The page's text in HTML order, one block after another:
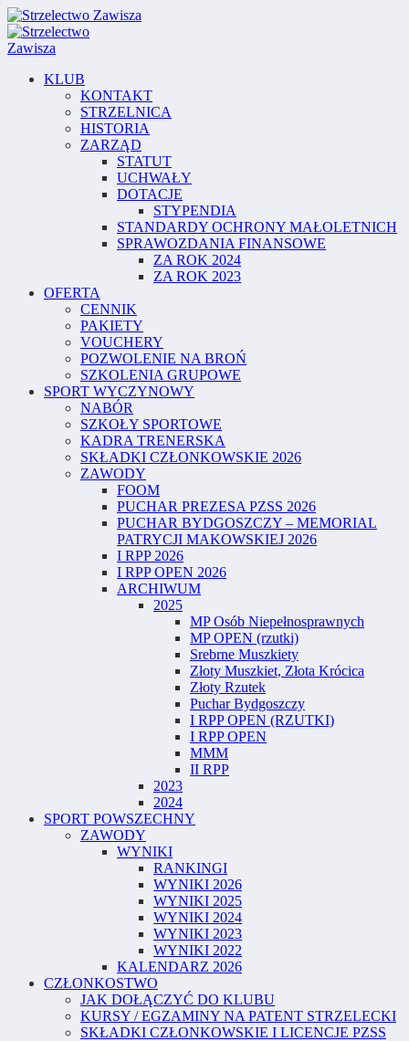
KLUB
KONTAKT
STRZELNICA
HISTORIA
ZARZĄD
STATUT
UCHWAŁY
DOTACJE
STYPENDIA
STANDARDY OCHRONY MAŁOLETNICH
SPRAWOZDANIA FINANSOWE
ZA ROK 2024
ZA ROK 2023
OFERTA
CENNIK
PAKIETY
VOUCHERY
POZWOLENIE NA BROŃ
SZKOLENIA GRUPOWE
SPORT WYCZYNOWY
NABÓR
SZKOŁY SPORTOWE
KADRA TRENERSKA
SKŁADKI CZŁONKOWSKIE 2026
ZAWODY
FOOM
PUCHAR PREZESA PZSS 2026
PUCHAR BYDGOSZCZY – MEMORIAL
PATRYCJI MAKOWSKIEJ 2026
I RPP 2026
I RPP OPEN 2026
ARCHIWUM
2025
MP Osób Niepełnosprawnych
MP OPEN (rzutki)
Srebrne Muszkiety
Złoty Muszkiet, Złota Krócica
Złoty Rzutek
Puchar Bydgoszczy
I RPP OPEN (RZUTKI)
I RPP OPEN
MMM
II RPP
2023
2024
SPORT POWSZECHNY
ZAWODY
WYNIKI
RANKINGI
WYNIKI 2026
WYNIKI 2025
WYNIKI 2024
WYNIKI 2023
WYNIKI 2022
KALENDARZ 2026
CZŁONKOSTWO
JAK DOŁĄCZYĆ DO KLUBU
KURSY / EGZAMINY NA PATENT STRZELECKI
SKŁADKI CZŁONKOWSKIE I LICENCJE PZSS